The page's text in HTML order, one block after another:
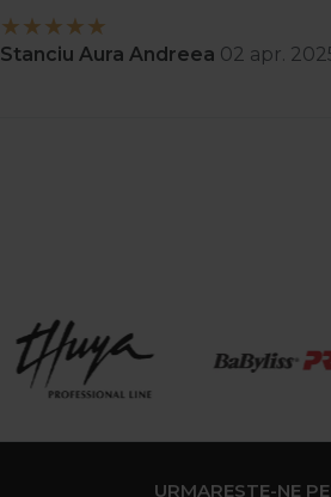
Stanciu Aura Andreea 02 apr.
URMARESTE-NE